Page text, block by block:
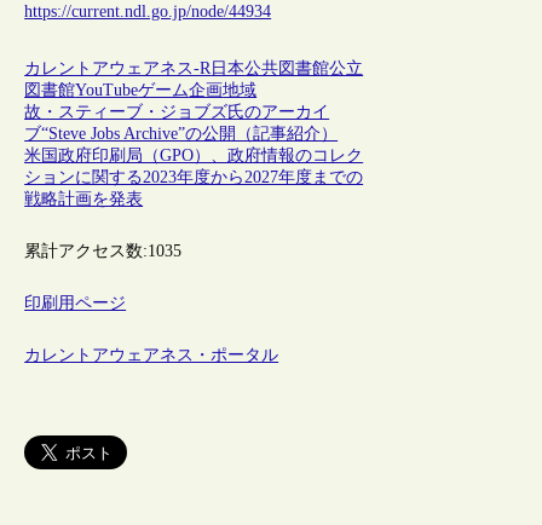
https://current.ndl.go.jp/node/44934
カレントアウェアネス-R 日本公共図書館公立
図書館YouTubeゲーム企画地域
故・スティーブ・ジョブズ氏のアーカイ
ブ“Steve Jobs Archive”の公開（記事紹介）
米国政府印刷局（GPO）、政府情報のコレク
ションに関する2023年度から2027年度までの
戦略計画を発表
累計アクセス数:1035
印刷用ページ
カレントアウェアネス・ポータル